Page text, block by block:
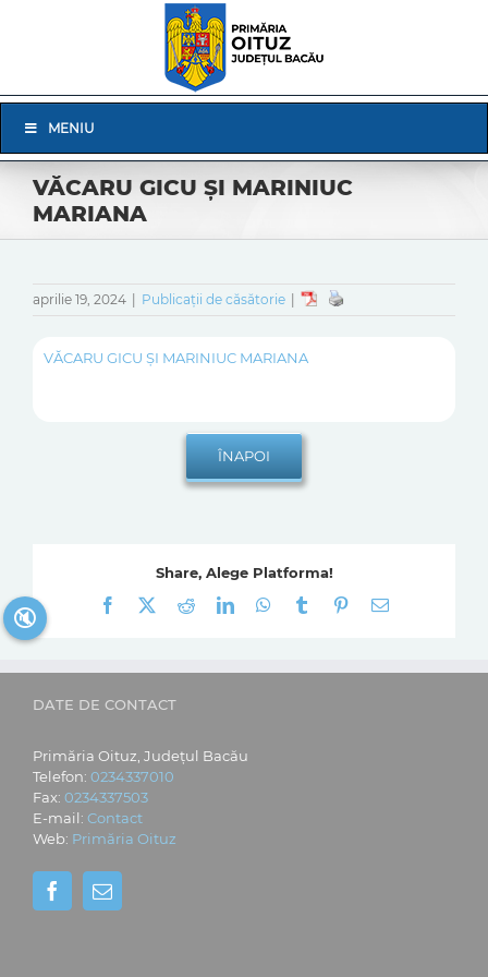
Navigation
MENIU
VĂCARU GICU ȘI MARINIUC
MARIANA
aprilie 19, 2024 Publicații de căsătorie
VĂCARU GICU ȘI MARINIUC MARIANA
Share, Alege Platforma!
Facebook
RedditLinkedInWhatsApp
Tumblr Pinterest
E-
DATE DE CONTACT
Primăria Oituz, Județul Bacău
Telefon: 0234337010
Fax: 0234337503
E-mail: Contact
Web: Primăria Oituz
🔇